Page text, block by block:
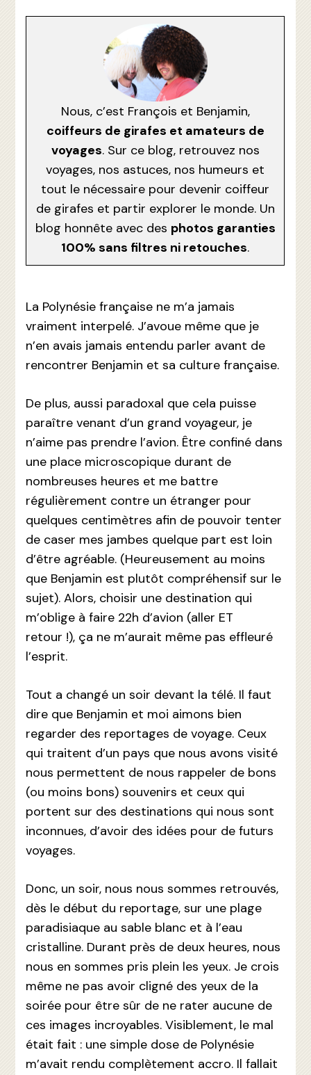
Nous, c’est François et Benjamin,
coiffeurs de girafes et amateurs de
voyages. Sur ce blog, retrouvez nos
voyages, nos astuces, nos humeurs et
tout le nécessaire pour devenir coiffeur
de girafes et partir explorer le monde. Un
blog honnête avec des photos garanties
100% sans filtres ni retouches.
La Polynésie française ne m’a jamais
vraiment interpelé. J’avoue même que je
n’en avais jamais entendu parler avant de
rencontrer Benjamin et sa culture française.
De plus, aussi paradoxal que cela puisse
paraître venant d’un grand voyageur, je
n’aime pas prendre l’avion. Être confiné dans
une place microscopique durant de
nombreuses heures et me battre
régulièrement contre un étranger pour
quelques centimètres afin de pouvoir tenter
de caser mes jambes quelque part est loin
d’être agréable. (Heureusement au moins
que Benjamin est plutôt compréhensif sur le
sujet). Alors, choisir une destination qui
m’oblige à faire 22h d’avion (aller ET
retour !), ça ne m’aurait même pas effleuré
l’esprit.
Tout a changé un soir devant la télé. Il faut
dire que Benjamin et moi aimons bien
regarder des reportages de voyage. Ceux
qui traitent d’un pays que nous avons visité
nous permettent de nous rappeler de bons
(ou moins bons) souvenirs et ceux qui
portent sur des destinations qui nous sont
inconnues, d’avoir des idées pour de futurs
voyages.
Donc, un soir, nous nous sommes retrouvés,
dès le début du reportage, sur une plage
paradisiaque au sable blanc et à l’eau
cristalline. Durant près de deux heures, nous
nous en sommes pris plein les yeux. Je crois
même ne pas avoir cligné des yeux de la
soirée pour être sûr de ne rater aucune de
ces images incroyables. Visiblement, le mal
était fait : une simple dose de Polynésie
m’avait rendu complètement accro. Il fallait